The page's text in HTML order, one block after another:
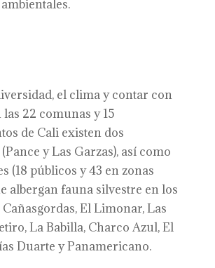
el clima y contar con
las 22 comunas y 15
de Cali existen dos
y Las Garzas), así como
(18 públicos y 43 en zonas
albergan fauna silvestre en los
El Limonar, Las
La Babilla, Charco Azul, El
Duarte y Panamericano.